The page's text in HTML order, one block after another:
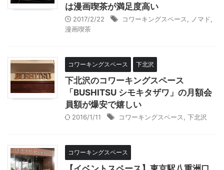
は漫画喫茶が満足度高い
2017/2/22 コワーキングスペース ノマド
漫画喫茶
コワーキングスペース 下北沢
下北沢のコワーキングスペース
「BUSHITSU シモキタザワ」の月額会
員額が爆安で嬉しい
2016/1/11 コワーキングスペース 下北沢
コワーキングスペース